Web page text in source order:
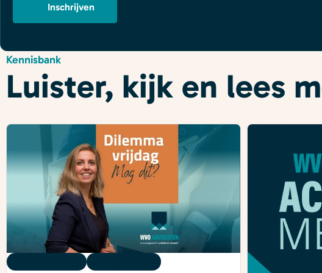
Inschrijven
Kennisbank
Luister, kijk en lees